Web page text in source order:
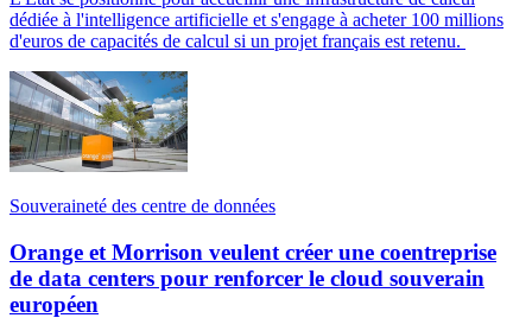
dédiée à l'intelligence artificielle et s'engage à acheter 100 millions
d'euros de capacités de calcul si un projet français est retenu.
Souveraineté des centre de données
Orange et Morrison veulent créer une coentreprise
de data centers pour renforcer le cloud souverain
européen